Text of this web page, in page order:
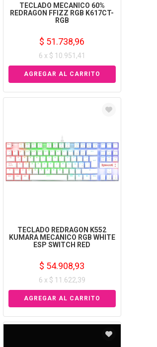
TECLADO MECANICO 60%
REDRAGON FFIZZ RGB K617CT-
RGB
$ 51.738,96
6 x $ 10.951,41
TECLADO REDRAGON K552
KUMARA MECANICO RGB WHITE
ESP SWITCH RED
$ 54.908,93
6 x $ 11.622,39